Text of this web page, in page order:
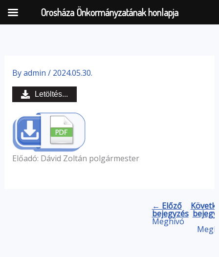
content
Byadmin / 2024.05.30.
Előadó: Dávid Zoltán polgármester
Letöltés...
← Előző
bejegyzés
Meghívó
Orosháza Önkormányzatának honlapja